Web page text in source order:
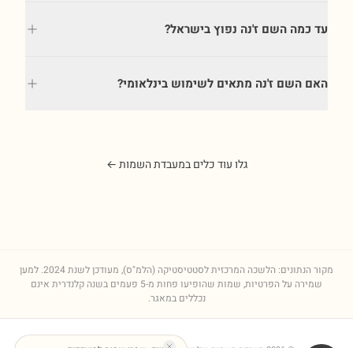
עד כמה השם ז'נה נפוץ בישראל?
האם השם ז'נה מתאים לשימוש בינלאומי?
גלו עוד כלים במעבדת השמות ←
מקור הנתונים: הלשכה המרכזית לסטטיסטיקה (הלמ"ס), מעודכן לשנת2024. למען
שמירה על הפרטיות, שמות שהופיעו פחות מ-5 פעמים בשנה קלנדרית אינם
נכללים במאגר.